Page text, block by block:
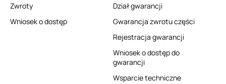
Zwroty
Wniosek o dostęp
Dział gwarancji
Gwarancja zwrotu części
Rejestracja gwarancji
Wniosek o dostęp do
gwarancji
Wsparcie techniczne